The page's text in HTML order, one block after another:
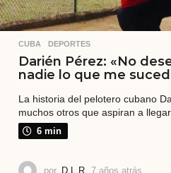
CUBA ,DEPORTES
Darién Pérez: «No
nadie lo que me
La historia del pelotero cubano
muchos otros que aspiran a
6 min
por D.L.R. 7 años atrás